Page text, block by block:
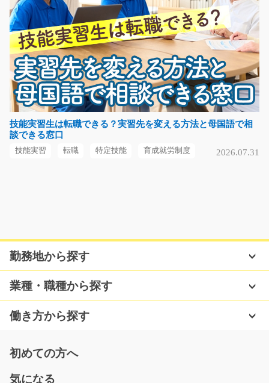
群馬県前橋市
気になる
空気圧機器の検査・動作確認作業/y11_01115
急募
空気圧機器の完成品検査および 動作確認作業を行うお仕
事です。 ＊このお…
長期（3ヶ月以上）
パチンコ店員(ホール)/y03_01776
≪ライフスタイルに合わせて働ける環境≫ 働き方の相談
OK！ 未経験の方もス…
長期（3ヶ月以上）
福岡県福岡市南区
技能実習生は転職できる？実習先を変える方法と母国語で相
談できる窓口
技能実習 転職 特定技能 育成就労制度 2026.07.31
勤務地から探す
業種・職種から探す
働き方から探す
初めての方へ
気になる